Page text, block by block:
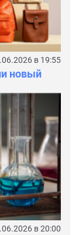
в 19:55
новый
в 20:00